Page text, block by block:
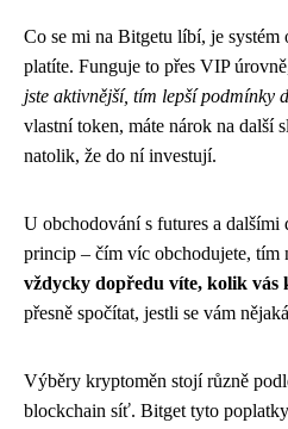
Co se mi na Bitgetu líbí, je
platíte. Funguje to přes VIP
jste aktivnější, tím lepší podmínky
vlastní token, máte nárok na další
natolik, že do ní investují.
U obchodování s futures a
princip – čím víc obchodujete, tím
vždycky dopředu víte, kolik vás
přesně spočítat, jestli se vám
Výběry kryptoměn stojí různě
blockchain síť. Bitget tyto